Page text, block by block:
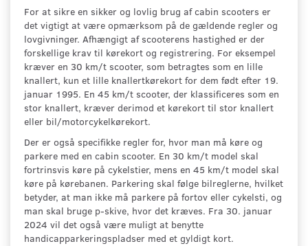
For at sikre en sikker og lovlig brug af cabin scooters er
det vigtigt at være opmærksom på de gældende regler og
lovgivninger. Afhængigt af scooterens hastighed er der
forskellige krav til kørekort og registrering. For eksempel
kræver en 30 km/t scooter, som betragtes som en lille
knallert, kun et lille knallertkørekort for dem født efter 19.
januar 1995. En 45 km/t scooter, der klassificeres som en
stor knallert, kræver derimod et kørekort til stor knallert
eller bil/motorcykelkørekort.
Der er også specifikke regler for, hvor man må køre og
parkere med en cabin scooter. En 30 km/t model skal
fortrinsvis køre på cykelstier, mens en 45 km/t model skal
køre på kørebanen. Parkering skal følge bilreglerne, hvilket
betyder, at man ikke må parkere på fortov eller cykelsti, og
man skal bruge p-skive, hvor det kræves. Fra 30. januar
2024 vil det også være muligt at benytte
handicapparkeringspladser med et gyldigt kort.